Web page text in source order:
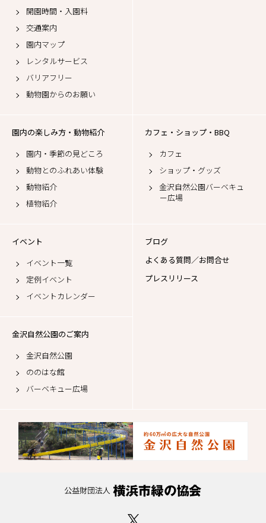
開園時間・入園料
交通案内
園内マップ
レンタルサービス
バリアフリー
動物園からのお願い
園内の楽しみ方・動物紹介
園内・季節の見どころ
動物とのふれあい体験
動物紹介
植物紹介
カフェ・ショップ・BBQ
カフェ
ショップ・グッズ
金沢自然公園バーベキュ
ー広場
イベント
イベント一覧
定例イベント
イベントカレンダー
ブログ
よくある質問／お問合せ
プレスリリース
金沢自然公園のご案内
金沢自然公園
ののはな館
バーベキュー広場